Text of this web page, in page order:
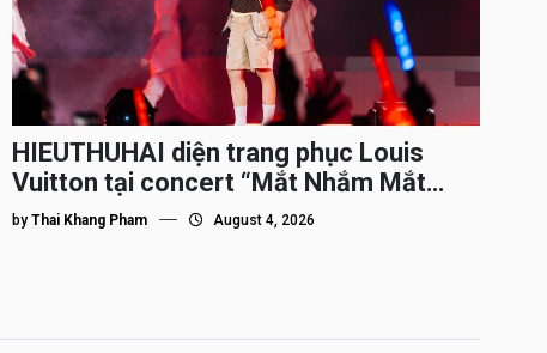
HIEUTHUHAI diện trang phục Louis
Vuitton tại concert “Mắt Nhắm Mắt
Mở”
byThai Khang Pham August 4, 2026